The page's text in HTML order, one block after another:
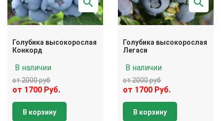
Голубика высокорослая
Конкорд
В наличии
от 2000 руб
от 1700 Руб.
В корзину
Голубика высокорослая
Легаси
В наличии
от 2000 руб
от 1700 Руб.
В корзину